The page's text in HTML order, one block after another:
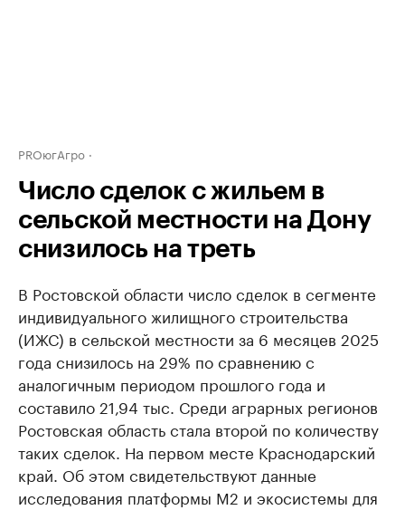
PROюгАгро
Число сделок с жильем в
сельской местности на Дону
снизилось на треть
В Ростовской области число сделок в сегменте
индивидуального жилищного строительства
(ИЖС) в сельской местности за 6 месяцев 2025
года снизилось на 29% по сравнению с
аналогичным периодом прошлого года и
составило 21,94 тыс. Среди аграрных регионов
Ростовская область стала второй по количеству
таких сделок. На первом месте Краснодарский
край. Об этом свидетельствуют данные
исследования платформы М2 и экосистемы для